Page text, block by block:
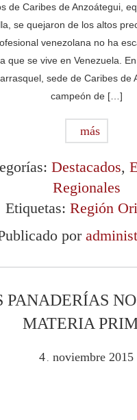
de Caribes de Anzoátegui,
se quejaron de los altos
venezolana no ha
que se vive en Venezuela.
sede de Caribes de
campeón de […]
más
Destacados,
Regionales
Etiquetas: Región
por
PANADERÍAS
MATERIA
4 noviembre 2015